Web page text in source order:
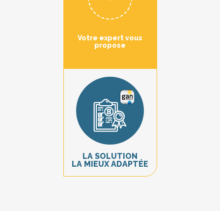
Votre expert vous
propose
LA SOLUTION
LA MIEUX ADAPTÉE